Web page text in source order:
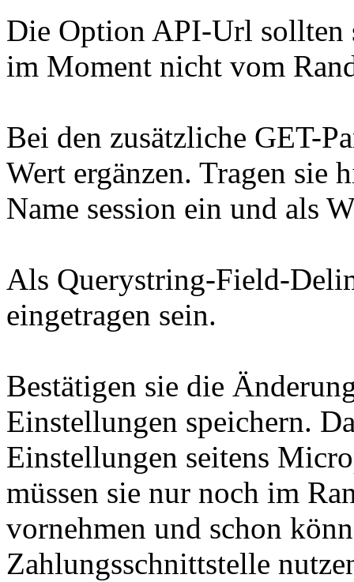
Die Option API-Url sollten
im Moment nicht vom
Bei den zusätzliche GET-
Wert ergänzen. Tragen sie
Name session ein und als
Als Querystring-Field-
eingetragen sein.
Bestätigen sie die
Einstellungen speichern.
Einstellungen seitens
müssen sie nur noch im
vornehmen und schon
Zahlungsschnittstelle